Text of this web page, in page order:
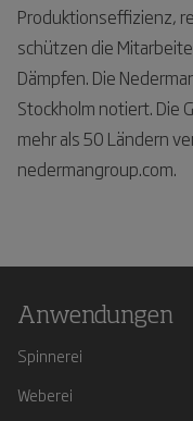
Produktionseffizienz,
schützen die
Dämpfen. Die
Stockholm notiert. Die
mehr als 50 Ländern
nedermangroup.com.
Anwendungen
Spinnerei
Weberei